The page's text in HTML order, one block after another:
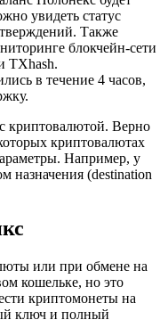
увидеть статус
Также
блокчейн-сети
TXhash.
в течение 4 часов,
криптовалютой. Верно
криптовалютах
Например, у
назначения (destination
или при обмене на
кошельке, но это
криптомонеты на
ключ и полный